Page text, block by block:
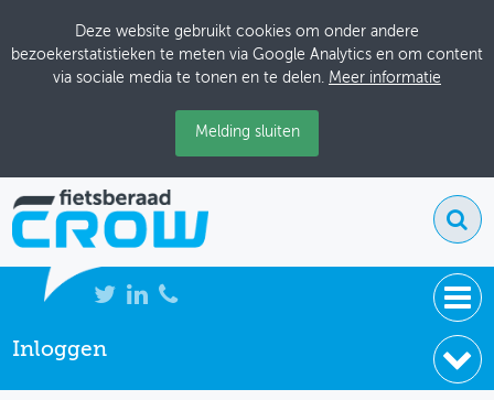
Deze website gebruikt cookies om onder andere
bezoekerstatistieken te meten via Google Analytics en om content
via sociale media te tonen en te delen. Meer informatie
Melding sluiten
NIEUWS
Inloggen